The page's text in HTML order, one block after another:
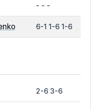
- - -
6-1 1-6 1-6
2-6 3-6